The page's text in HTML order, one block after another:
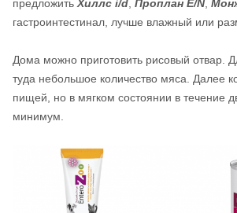
предложить Хиллс i/d, Проплан Е/N,
гастроинтестинал, лучше влажный или
Дома можно приготовить рисовый отвар.
туда небольшое количество мяса. Далее
пищей, но в мягком состоянии в течение
минимум.